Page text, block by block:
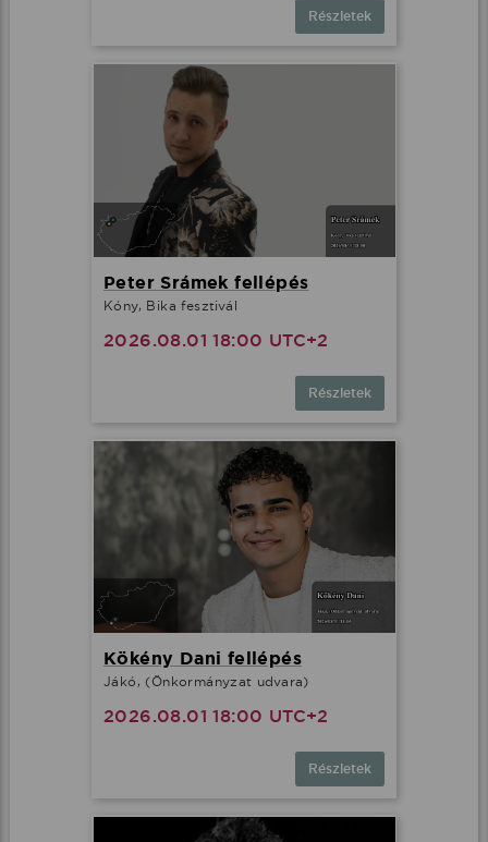
Részletek
Peter Srámek fellépés
Kóny, Bika fesztivál
2026.08.01 18:00 UTC+2
Részletek
Kökény Dani fellépés
Jákó, (Önkormányzat udvara)
2026.08.01 18:00 UTC+2
Részletek